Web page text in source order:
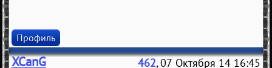
Профиль
XCanG 462, 07 Октября 14 16:45